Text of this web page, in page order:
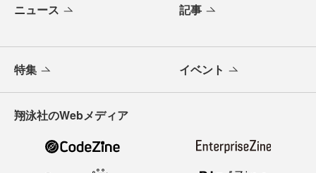
ニュース 記事
特集 イベント
翔泳社のWebメディア